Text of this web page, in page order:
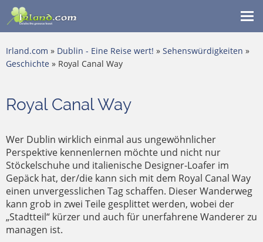
Irland.com » Dublin - Eine Reise wert! » Sehenswürdigkeiten »
Geschichte » Royal Canal Way
Royal Canal Way
Wer Dublin wirklich einmal aus ungewöhnlicher
Perspektive kennenlernen möchte und nicht nur
Stöckelschuhe und italienische Designer-Loafer im
Gepäck hat, der/die kann sich mit dem Royal Canal Way
einen unvergesslichen Tag schaffen. Dieser Wanderweg
kann grob in zwei Teile gesplittet werden, wobei der
„Stadtteil“ kürzer und auch für unerfahrene Wanderer zu
managen ist.